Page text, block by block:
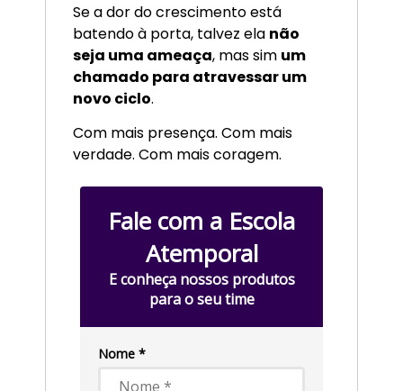
Se a dor do crescimento está
batendo à porta, talvez ela não
seja uma ameaça, mas sim um
chamado para atravessar um
novo ciclo.
Com mais presença. Com mais
verdade. Com mais coragem.